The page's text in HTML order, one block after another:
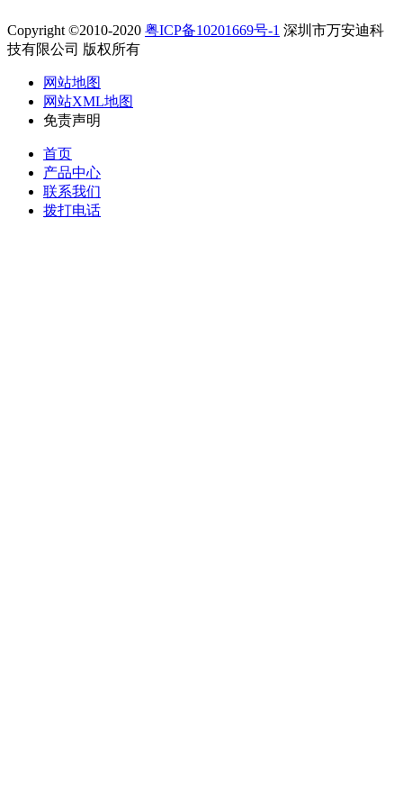
Copyright ©2010-2020 粤ICP备10201669号-1 深圳市万安迪科
技有限公司 版权所有
网站地图
网站XML地图
免责声明
首页
产品中心
联系我们
拨打电话